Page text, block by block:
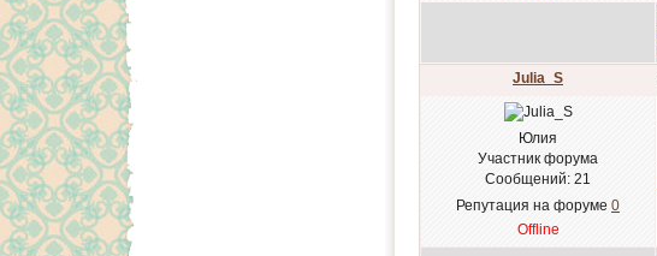
Julia_S
Юлия
Участник форума
Сообщений: 21
Репутация на форуме 0
Offline